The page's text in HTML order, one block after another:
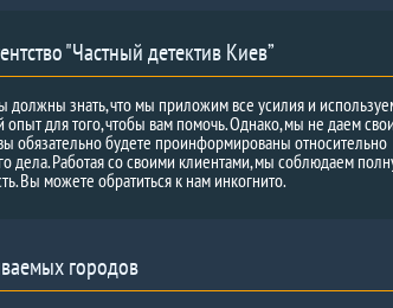
"Частный детектив Киев”
должны знать, что мы приложим все усилия и
для того, чтобы вам помочь. Однако, мы не даем
обязательно будете проинформированы относительно
дела. Работая со своими клиентами, мы соблюдаем
Вы можете обратиться к нам инкогнито.
городов